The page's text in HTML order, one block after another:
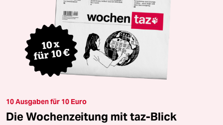
10 Ausgaben für 10 Euro
Die Wochenzeitung mit taz-Blick